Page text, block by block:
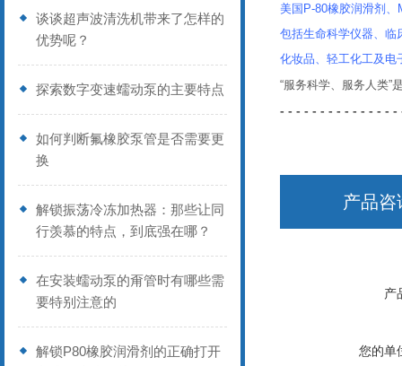
谈谈超声波清洗机带来了怎样的
优势呢？
探索数字变速蠕动泵的主要特点
如何判断氟橡胶泵管是否需要更
换
解锁振荡冷冻加热器：那些让同
行羡慕的特点，到底强在哪？
在安装蠕动泵的甭管时有哪些需
要特别注意的
解锁P80橡胶润滑剂的正确打开
美国P-80橡胶润滑剂、
包括生命科学仪器、临
化妆品、轻工化工及电
“服务科学、服务人类”
- - - - - - - - - - - - - - -
产品咨
产
您的单